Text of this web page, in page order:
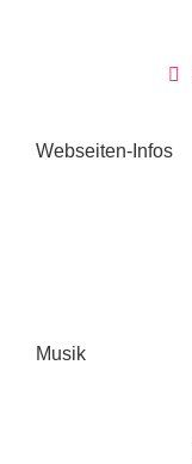
Webseiten-Infos
Musik